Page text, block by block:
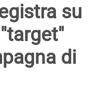
su
di